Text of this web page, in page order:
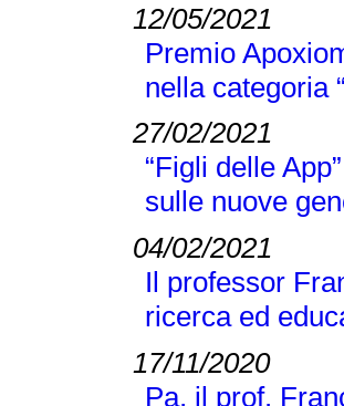
12/05/2021
Premio
nella categoria
27/02/2021
“Figli delle
sulle nuove
04/02/2021
Il professor
ricerca ed
17/11/2020
Pa, il prof.